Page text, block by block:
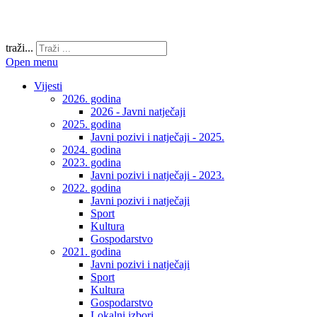
traži...
Open menu
Vijesti
2026. godina
2026 - Javni natječaji
2025. godina
Javni pozivi i natječaji - 2025.
2024. godina
2023. godina
Javni pozivi i natječaji - 2023.
2022. godina
Javni pozivi i natječaji
Sport
Kultura
Gospodarstvo
2021. godina
Javni pozivi i natječaji
Sport
Kultura
Gospodarstvo